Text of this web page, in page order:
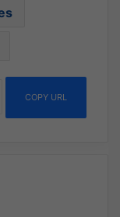
COPY URL